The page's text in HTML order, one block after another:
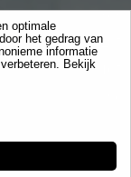
363
285
optimale
het gedrag van
informatie
Bekijk